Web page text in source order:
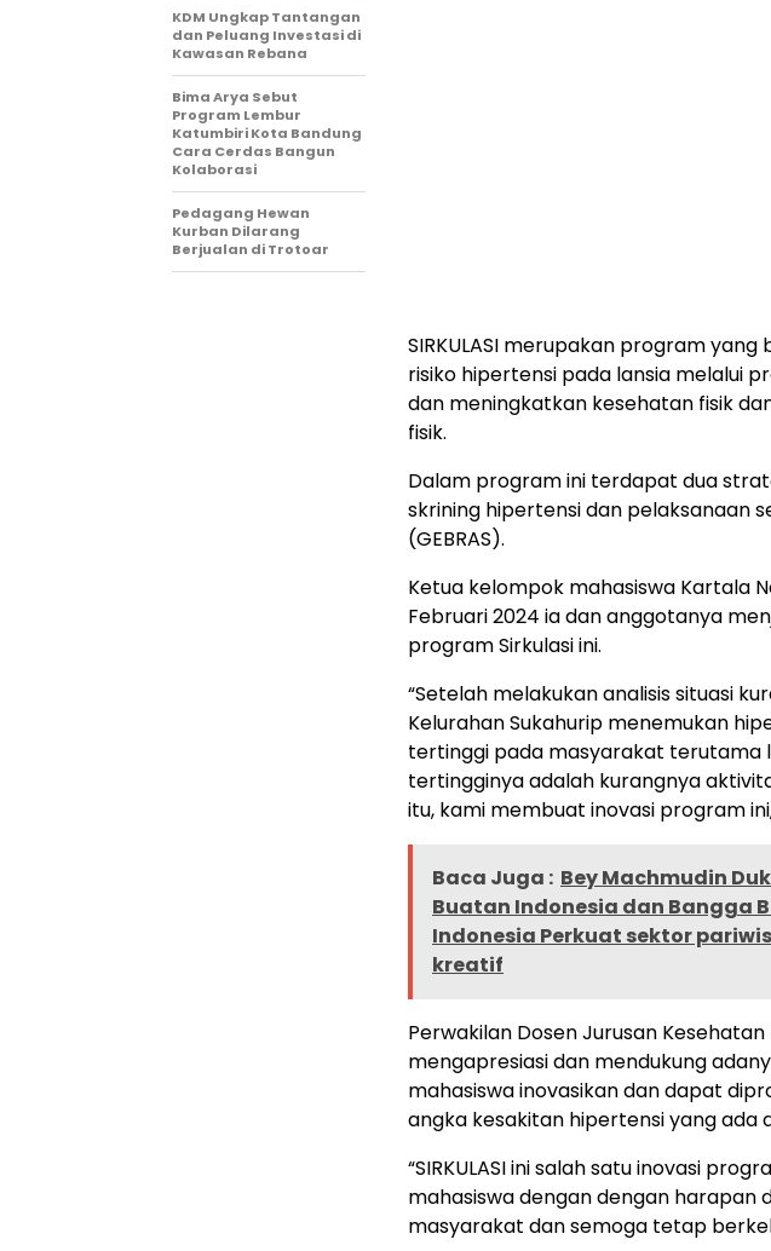
SIRKULASI merupakan program
risiko hipertensi pada lansia melalui
dan meningkatkan kesehatan fisik
fisik.
Dalam program ini terdapat dua
skrining hipertensi dan pelaksanaan
(GEBRAS).
Ketua kelompok mahasiswa Kartala
Februari 2024 ia dan anggotanya
program Sirkulasi ini.
“Setelah melakukan analisis situasi
Kelurahan Sukahurip menemukan
tertinggi pada masyarakat terutama
tertingginya adalah kurangnya
itu, kami membuat inovasi program
Baca Juga : Bey Machmudin
Buatan Indonesia dan Bangga
Indonesia Perkuat sektor
kreatif
Perwakilan Dosen Jurusan
mengapresiasi dan mendukung
mahasiswa inovasikan dan dapat
angka kesakitan hipertensi yang ada
“SIRKULASI ini salah satu inovasi
mahasiswa dengan dengan harapan
masyarakat dan semoga tetap
KDM Ungkap Tantangan
dan Peluang Investasi di
Kawasan Rebana
Bima Arya Sebut
Program Lembur
Katumbiri Kota Bandung
Cara Cerdas Bangun
Kolaborasi
Pedagang Hewan
Kurban Dilarang
Berjualan di Trotoar